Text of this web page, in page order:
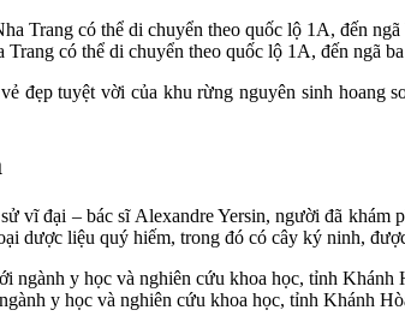
có thể di chuyển theo quốc lộ 1A, đến ngã
đẹp tuyệt vời của khu rừng nguyên sinh
vĩ đại – bác sĩ Alexandre Yersin, người đã
dược liệu quý hiếm, trong đó có cây ký ninh,
y học và nghiên cứu khoa học, tỉnh Khánh